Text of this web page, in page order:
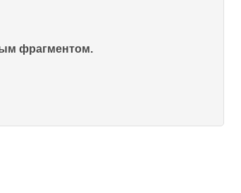
фрагментом.